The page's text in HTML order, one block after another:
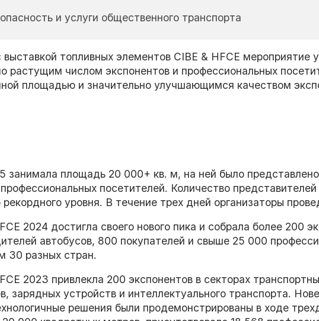
и услуги общественного транспорта
топливных элементов CIBE & HFCE мероприятие
растущим числом экспонентов и профессиональных
площадью и значительно улучшающимся качеством
занимала площадь 20 000+ кв. м, на ней было
посетителей. Количество
рекордного уровня. В течение трех дней организаторы
2024 достигла своего нового пика и собрала более 200
автобусов, 800 покупателей и свыше 25 000
30 разных стран.
2023 привлекла 200 экспонентов в секторах
зарядных устройств и интеллектуального транспорта.
решения были продемонстрированы в ходе